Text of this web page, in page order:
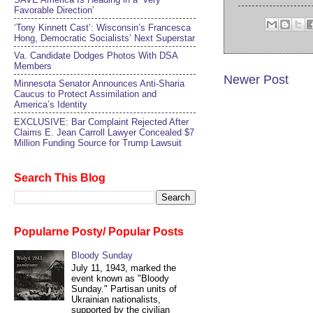
Newer Post
Favorable Direction’
‘Tony Kinnett Cast’: Wisconsin’s Francesca
Hong, Democratic Socialists’ Next Superstar
Va. Candidate Dodges Photos With DSA
Members
Minnesota Senator Announces Anti-Sharia
Caucus to Protect Assimilation and
America’s Identity
EXCLUSIVE: Bar Complaint Rejected After
Claims E. Jean Carroll Lawyer Concealed $7
Million Funding Source for Trump Lawsuit
Search This Blog
Popularne Posty/ Popular Posts
Bloody Sunday
July 11, 1943, marked the
event known as "Bloody
Sunday." Partisan units of
Ukrainian nationalists,
supported by the civilian